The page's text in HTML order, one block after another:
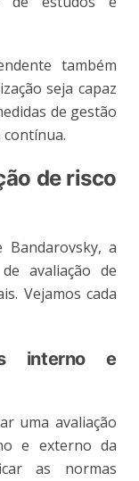
também
seja capaz
de gestão
de risco
Bandarovsky, a
avaliação de
Vejamos cada
interno e
uma avaliação
e externo da
as normas